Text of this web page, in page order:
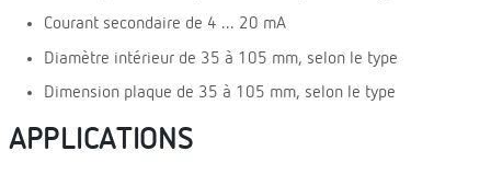
Courant secondaire de 4 ... 20 mA
Diamètre intérieur de 35 à 105 mm, selon le type
Dimension plaque de 35 à 105 mm, selon le type
APPLICATIONS